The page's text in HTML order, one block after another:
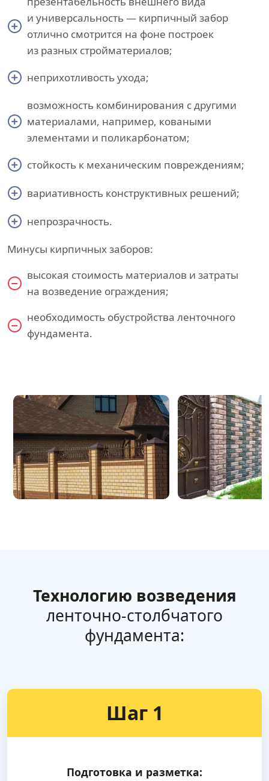
и универсальность — кирпичный забор
отлично смотрится на фоне построек
из разных стройматериалов;
неприхотливость ухода;
возможность комбинирования с другими
материалами, например, коваными
элементами и поликарбонатом;
стойкость к механическим повреждениям;
вариативность конструктивных решений;
непрозрачность.
Минусы кирпичных заборов:
высокая стоимость материалов и затраты
на возведение ограждения;
необходимость обустройства ленточного
фундамента.
Технологию возведения
ленточно-столбчатого
фундамента:
Шаг 1
Подготовка и разметка: